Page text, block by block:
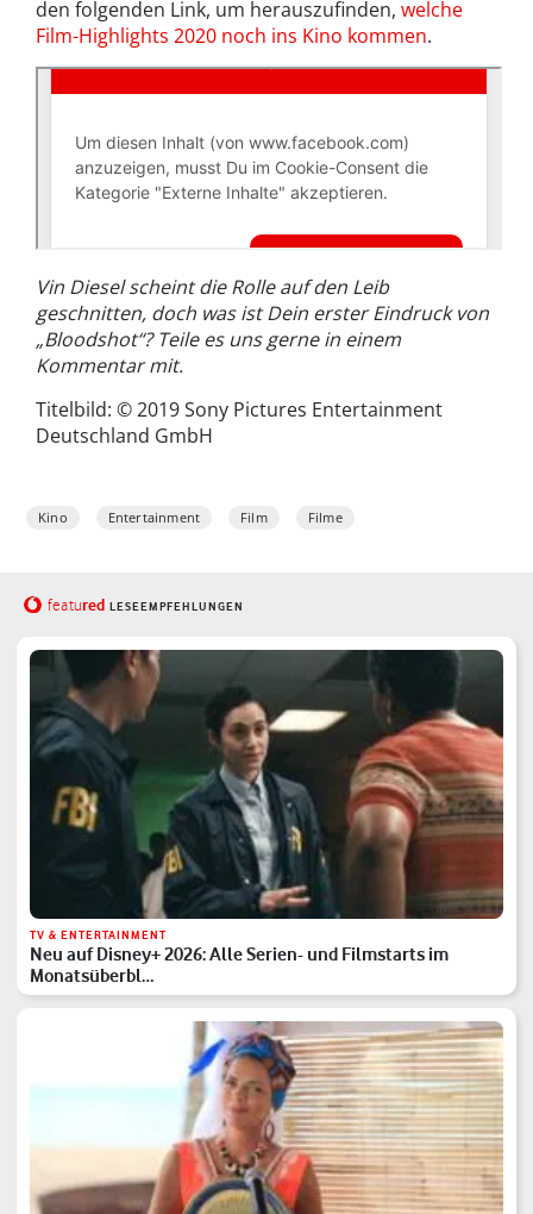
den folgenden Link, um herauszufinden, welche
Film-Highlights 2020 noch ins Kino kommen.
Vin Diesel scheint die Rolle auf den Leib
geschnitten, doch was ist Dein erster Eindruck von
„Bloodshot“? Teile es uns gerne in einem
Kommentar mit.
Titelbild: © 2019 Sony Pictures Entertainment
Deutschland GmbH
Kino Entertainment Film Filme
featured LESEEMPFEHLUNGEN
TV & ENTERTAINMENT
Neu auf Disney+ 2026: Alle Serien- und Filmstarts im
Monatsüberbl…